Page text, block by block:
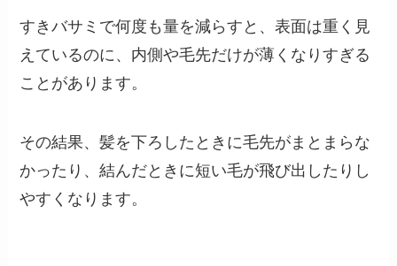
すきバサミで何度も量を減らすと、表面は重く見
えているのに、内側や毛先だけが薄くなりすぎる
ことがあります。
その結果、髪を下ろしたときに毛先がまとまらな
かったり、結んだときに短い毛が飛び出したりし
やすくなります。